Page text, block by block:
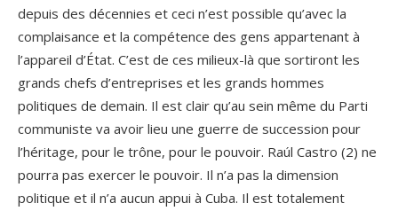
depuis des décennies et ceci n’est possible qu’avec la
complaisance et la compétence des gens appartenant à
l’appareil d’État. C’est de ces milieux-là que sortiront les
grands chefs d’entreprises et les grands hommes
politiques de demain. Il est clair qu’au sein même du Parti
communiste va avoir lieu une guerre de succession pour
l’héritage, pour le trône, pour le pouvoir. Raúl Castro (2) ne
pourra pas exercer le pouvoir. Il n’a pas la dimension
politique et il n’a aucun appui à Cuba. Il est totalement